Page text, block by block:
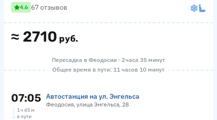
≈ 2710 руб.
4.6 67 отзывов
Пересадка в Феодосии · 2 часа 35 минут
Общее время в пути: 11 часов 10 минут
07:05 Автостанция на ул. Энгельса
Феодосия, улица Энгельса, 28
1 ч 45 м
в пути